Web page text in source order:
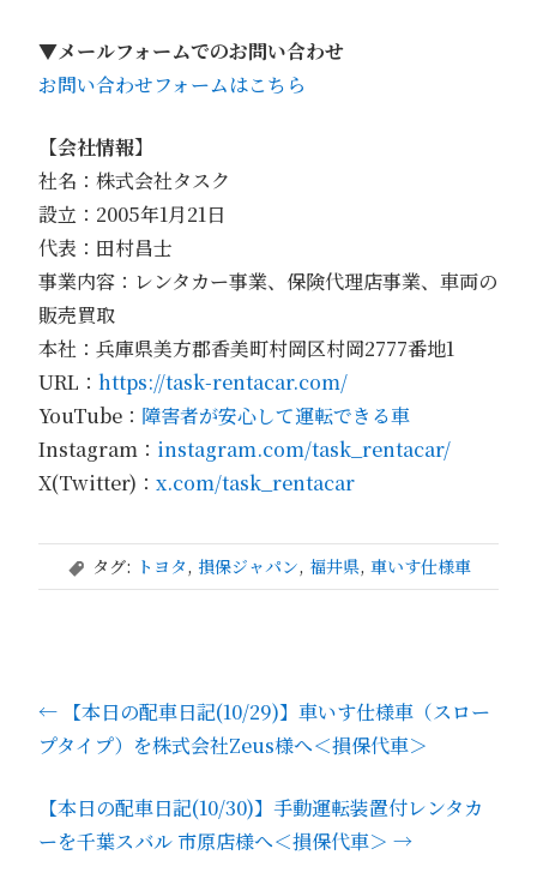
▼メールフォームでのお問い合わせ
お問い合わせフォームはこちら
【会社情報】
社名：株式会社タスク
設立：2005年1月21日
代表：田村昌士
事業内容：レンタカー事業、保険代理店事業、車両の
販売買取
本社：兵庫県美方郡香美町村岡区村岡2777番地1
URL： https://task-rentacar.com/
YouTube： 障害者が安心して運転できる車
Instagram： instagram.com/task_rentacar/
X(Twitter)： x.com/task_rentacar
, タグ: トヨタ, 損保ジャパン, 福井県, 車いす仕様車
← 【本日の配車日記(10/29)】車いす仕様車（スロー
プタイプ）を株式会社Zeus様へ＜損保代車＞
【本日の配車日記(10/30)】手動運転装置付レンタカ
ーを千葉スバル 市原店様へ＜損保代車＞ →